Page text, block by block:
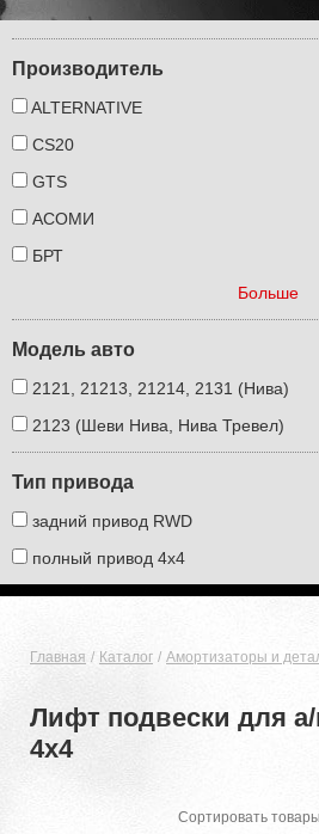
Производитель
ALTERNATIVE
CS20
GTS
АСОМИ
БРТ
Больше
Модель авто
2121, 21213, 21214, 2131 (Нива)
2123 (Шеви Нива, Нива Тревел)
Тип привода
задний привод RWD
полный привод 4х4
Главная Каталог Амортизаторы и
Лифт подвески для
4x4
Сортировать